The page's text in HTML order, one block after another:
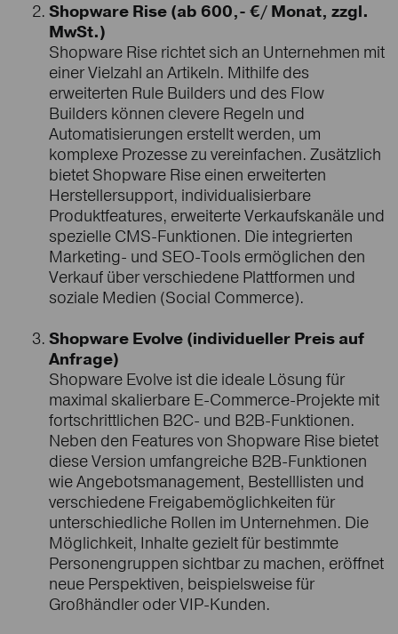
Shopware Rise (ab 600,- €/ Monat, zzgl.
MwSt.)
Shopware Rise richtet sich an Unternehmen mit
einer Vielzahl an Artikeln. Mithilfe des
erweiterten Rule Builders und des Flow
Builders können clevere Regeln und
Automatisierungen erstellt werden, um
komplexe Prozesse zu vereinfachen. Zusätzlich
bietet Shopware Rise einen erweiterten
Herstellersupport, individualisierbare
Produktfeatures, erweiterte Verkaufskanäle und
spezielle CMS-Funktionen. Die integrierten
Marketing- und SEO-Tools ermöglichen den
Verkauf über verschiedene Plattformen und
soziale Medien (Social Commerce).
Shopware Evolve (individueller Preis auf
Anfrage)
Shopware Evolve ist die ideale Lösung für
maximal skalierbare E-Commerce-Projekte mit
fortschrittlichen B2C- und B2B-Funktionen.
Neben den Features von Shopware Rise bietet
diese Version umfangreiche B2B-Funktionen
wie Angebotsmanagement, Bestelllisten und
verschiedene Freigabemöglichkeiten für
unterschiedliche Rollen im Unternehmen. Die
Möglichkeit, Inhalte gezielt für bestimmte
Personengruppen sichtbar zu machen, eröffnet
neue Perspektiven, beispielsweise für
Großhändler oder VIP-Kunden.